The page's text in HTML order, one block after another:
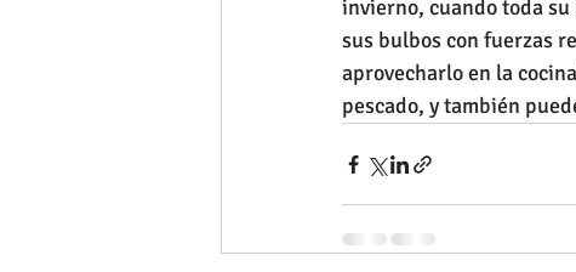
invierno, cuando toda
sus bulbos con fuerzas
aprovecharlo en la
pescado, y también